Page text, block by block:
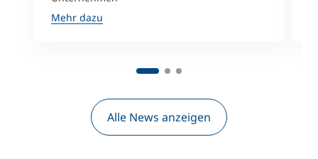
Mehr dazu
Alle News anzeigen